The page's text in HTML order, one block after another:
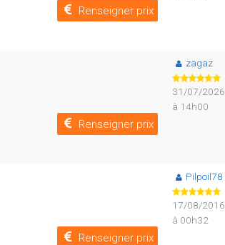
Renseigner prix
Renseigner prix
zagaz
31/07/2026
à 14h00
Renseigner prix
Pilpoil78
17/08/2016
à 00h32